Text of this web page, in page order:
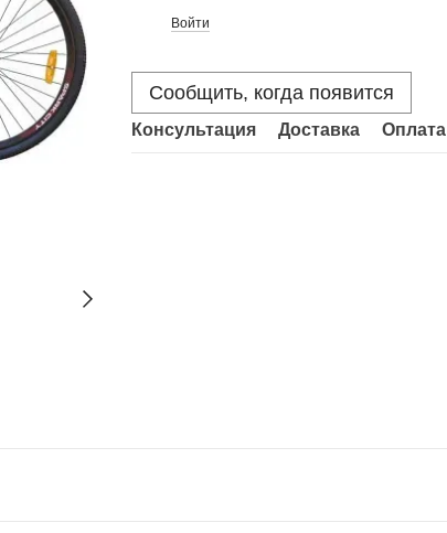
Войти
Сообщить, когда появится
Консультация Доставка Оплата